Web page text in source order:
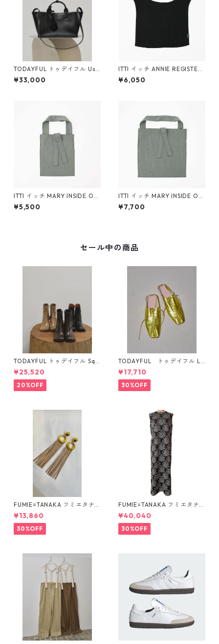
TODAYFUL トゥデイフル Use
ful Leather Bag (M) 126210
40 BLK
¥33,000
ITTI イッチ ANNIE REGISTER
BAG - M / CERATO BRIGHT(B
LK)
¥6,050
ITTI イッチ MARY INSIDE OU
T TOTE - S / CERATO BRIGH
T - 26Q1
¥5,500
ITTI イッチ MARY INSIDE OU
T TOTE - L / CERATO BRIGH
T - 26Q1
¥7,700
セール中の商品
TODAYFUL トゥデイフル Squ
are Short Boots 12321008 1
2521006
¥25,520
20%OFF
TODAYFUL トゥデイフル La
ceup Leather Shoes 1232101
1
¥17,710
30%OFF
FUMIE=TANAKA フミエタナ
カ ring fringe earring F23A
-55 NU
¥13,860
30%OFF
FUMIE=TANAKA フミエタナ
カ flower JQ OP (BLK)F25S-
13
¥40,040
30%OFF